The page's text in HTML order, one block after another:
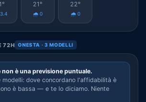
21°
🌧️ 0
22°
🌧️ 0
72H ONESTA · 3 MODELLI
non è una previsione puntuale.
modelli: dove concordano l'affidabilità è
è bassa — e te lo diciamo. Niente